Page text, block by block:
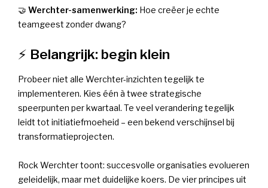
🤝Werchter-samenwerking: Hoe creëer je echte
teamgeest zonder dwang?
⚡ Belangrijk: begin klein
Probeer niet alle Werchter-inzichten tegelijk te
implementeren. Kies één à twee strategische
speerpunten per kwartaal. Te veel verandering tegelijk
leidt tot initiatiefmoeheid – een bekend verschijnsel bij
transformatieprojecten.
Rock Werchter toont: succesvolle organisaties evolueren
geleidelijk, maar met duidelijke koers. De vier principes uit